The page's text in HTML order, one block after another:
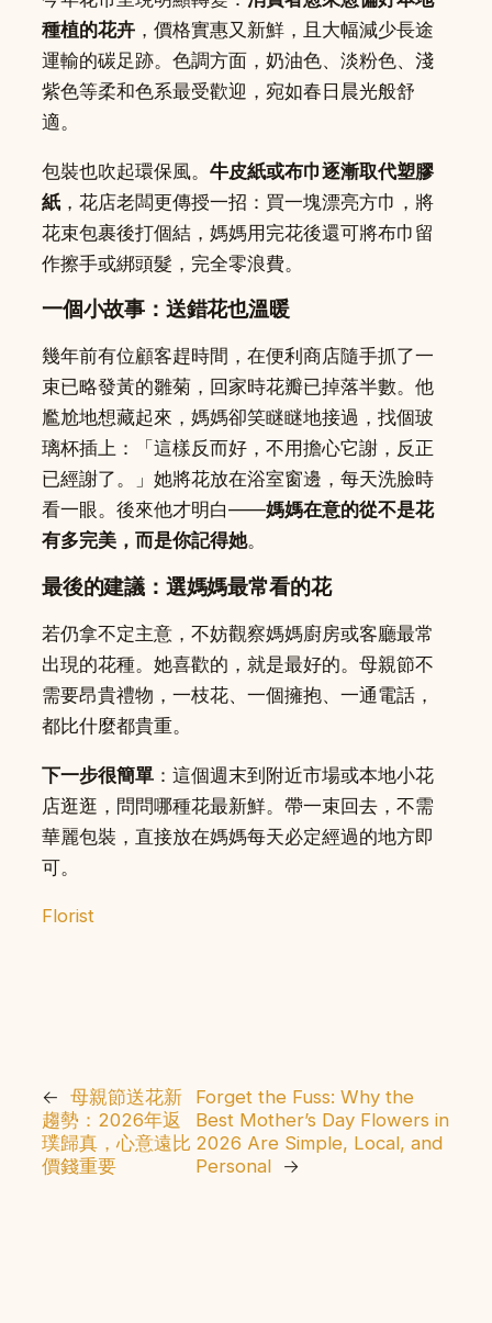
種植的花卉 ，價格實惠又新鮮，且大幅減少長途
運輸的碳足跡。色調方面，奶油色、淡粉色、淺
紫色等柔和色系最受歡迎，宛如春日晨光般舒
適。
包裝也吹起環保風。 牛皮紙或布巾逐漸取代塑膠
紙 ，花店老闆更傳授一招：買一塊漂亮方巾，將
花束包裹後打個結，媽媽用完花後還可將布巾留
作擦手或綁頭髮，完全零浪費。
一個小故事：送錯花也溫暖
幾年前有位顧客趕時間，在便利商店隨手抓了一
束已略發黃的雛菊，回家時花瓣已掉落半數。他
尷尬地想藏起來，媽媽卻笑瞇瞇地接過，找個玻
璃杯插上：「這樣反而好，不用擔心它謝，反正
已經謝了。」她將花放在浴室窗邊，每天洗臉時
看一眼。後來他才明白——媽媽在意的從不是花
有多完美，而是你記得她。
最後的建議：選媽媽最常看的花
若仍拿不定主意，不妨觀察媽媽廚房或客廳最常
出現的花種。她喜歡的，就是最好的。母親節不
需要昂貴禮物，一枝花、一個擁抱、一通電話，
都比什麼都貴重。
下一步很簡單 ：這個週末到附近市場或本地小花
店逛逛，問問哪種花最新鮮。帶一束回去，不需
華麗包裝，直接放在媽媽每天必定經過的地方即
可。
Florist
← 母親節送花新
趨勢：2026年返
璞歸真，心意遠比
價錢重要
Forget the Fuss: Why the
Best Mother’s Day Flowers in
2026 Are Simple, Local, and
Personal
→